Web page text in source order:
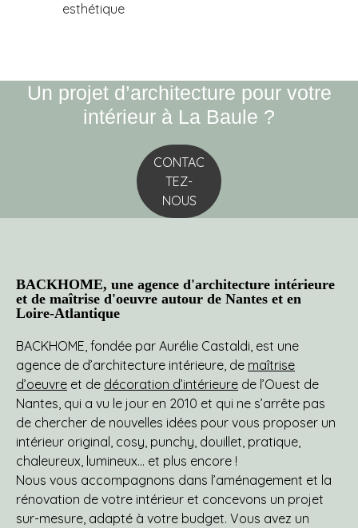
esthétique
Un projet d’architecture pour votre
intérieur à La Baule ?
CONTAC
TEZ-
NOUS
BACKHOME, une agence d'architecture intérieure
et de maîtrise d'oeuvre autour de Nantes et en
Loire-Atlantique
BACKHOME, fondée par Aurélie Castaldi, est une
agence de d’architecture intérieure, de maîtrise
d’oeuvre et de décoration d’intérieure de l’Ouest de
Nantes, qui a vu le jour en 2010 et qui ne s’arrête pas
de chercher de nouvelles idées pour vous proposer un
intérieur original, cosy, punchy, douillet, pratique,
chaleureux, lumineux… et plus encore !
Nous vous accompagnons dans l’aménagement et la
rénovation de votre intérieur et concevons un projet
sur-mesure, adapté à votre budget. Vous avez un